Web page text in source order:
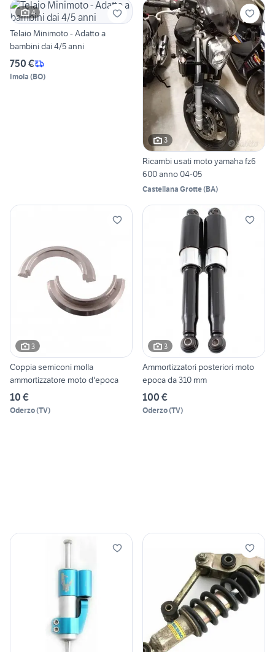
4
Telaio Minimoto - Adatto a
bambini dai 4/5 anni
750 €
Imola (BO)
3
Ricambi usati moto yamaha fz6
600 anno 04-05
Castellana Grotte(BA)
3
Coppia semiconi molla
ammortizzatore moto d'epoca
10 €
Oderzo(TV)
3
Ammortizzatori posteriori moto
epoca da 310 mm
100 €
Oderzo(TV)